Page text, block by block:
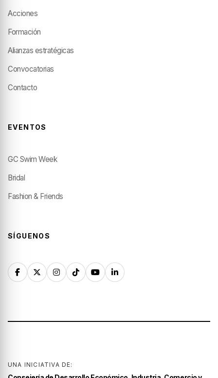
Acciones
Formación
Alianzas estratégicas
Convocatorias
Contacto
EVENTOS
GC Swim Week
Bridal
Fashion & Friends
SÍGUENOS
UNA INICIATIVA DE: